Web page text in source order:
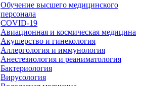
Обучение высшего медицинского
персонала
COVID-19
Авиационная и космическая медицина
Акушерство и гинекология
Аллергология и иммунология
Анестезиология и реаниматология
Бактериология
Вирусология